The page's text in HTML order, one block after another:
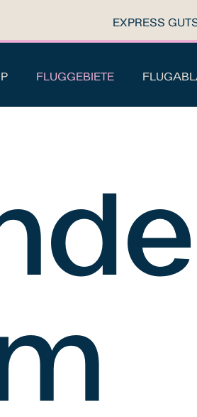
EXPRESS
FLUGGEBIETE